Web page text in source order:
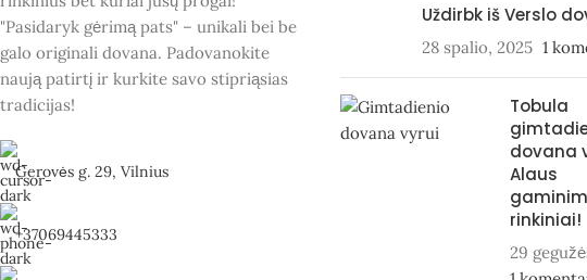
"Pasidaryk gėrimą pats" – unikali bei be
galo originali dovana. Padovanokite
naują patirtį ir kurkite savo stipriąsias
tradicijas!
Gerovės g. 29, Vilnius
+37069445333
Uždirbk iš Verslo
28 spalio, 2025 1
Tobula
dovana
Alaus
rinkiniai!
29